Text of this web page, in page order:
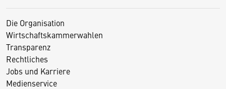
Die Organisation
Wirtschaftskammerwahlen
Transparenz
Rechtliches
Jobs und Karriere
Medienservice